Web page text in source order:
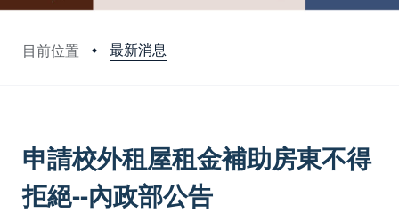
目前位置 最新消息
申請校外租屋租金補助房東不得
拒絕--內政部公告